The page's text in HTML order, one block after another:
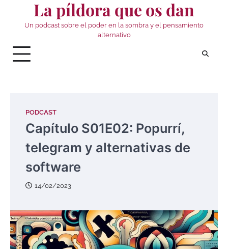
content
La píldora que os dan
Un podcast sobre el poder en la sombra y el pensamiento
alternativo
PODCAST
Capítulo S01E02: Popurrí,
telegram y alternativas de
software
14/02/2023